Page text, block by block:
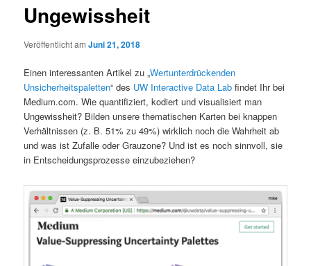
Ungewissheit
Veröffentlicht amJuni 21, 2018
Einen interessanten Artikel zu „Wertunterdrückenden
Unsicherheitspaletten“ des UW Interactive Data Lab findet Ihr bei
Medium.com. Wie quantifiziert, kodiert und visualisiert man
Ungewissheit? Bilden unsere thematischen Karten bei knappen
Verhältnissen (z. B. 51% zu 49%) wirklich noch die Wahrheit ab
und was ist Zufalle oder Grauzone? Und ist es noch sinnvoll, sie
in Entscheidungsprozesse einzubeziehen?